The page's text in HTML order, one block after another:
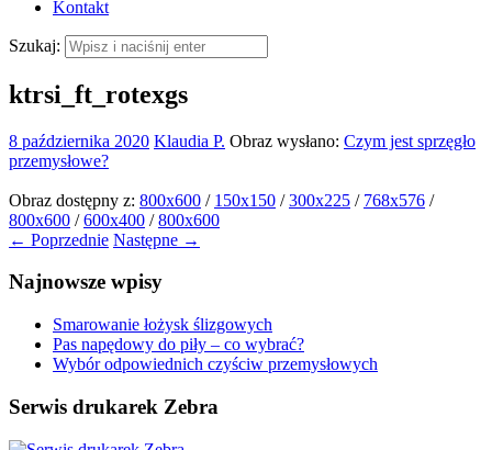
Kontakt
Szukaj:
ktrsi_ft_rotexgs
8 października 2020 Klaudia P. Obraz wysłano: Czym jest sprzęgło
przemysłowe?
Obraz dostępny z: 800x600 / 150x150 /300x225 / 768x576 /
800x600 /600x400 /800x600
← Poprzednie Następne →
Najnowsze wpisy
Smarowanie łożysk ślizgowych
Pas napędowy do piły – co wybrać?
Wybór odpowiednich czyściw przemysłowych
Serwis drukarek Zebra